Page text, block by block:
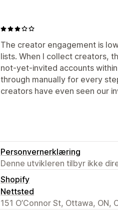
The creator engagement is
lists. When I collect creators,
not-yet-invited accounts
through manually for every
creators have even seen our
Personvernerklæring
Denne utvikleren tilbyr ikke
Shopify
Nettsted
151 O’Connor St, Ottawa, ON,